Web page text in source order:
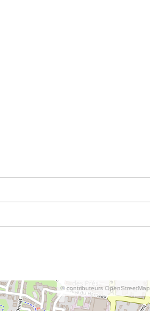
© contributeurs OpenStreetMap